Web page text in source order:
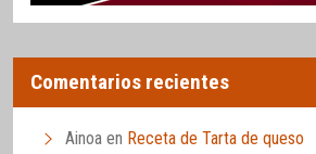
Comentarios recientes
Ainoa en Receta de Tarta de queso